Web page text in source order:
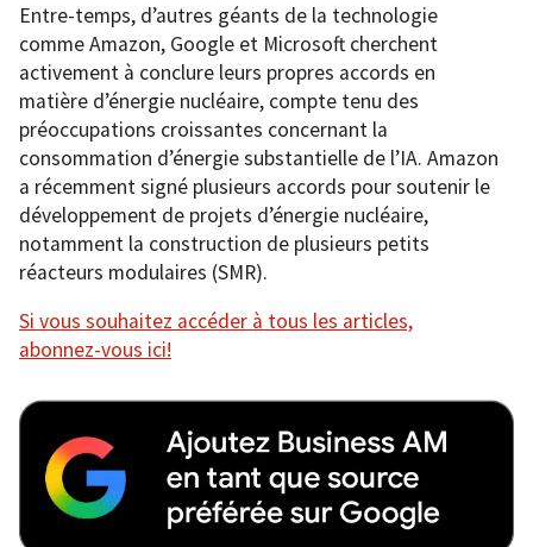
Entre-temps, d’autres géants de la technologie
comme Amazon, Google et Microsoft cherchent
activement à conclure leurs propres accords en
matière d’énergie nucléaire, compte tenu des
préoccupations croissantes concernant la
consommation d’énergie substantielle de l’IA. Amazon
a récemment signé plusieurs accords pour soutenir le
développement de projets d’énergie nucléaire,
notamment la construction de plusieurs petits
réacteurs modulaires (SMR).
Si vous souhaitez accéder à tous les articles,
abonnez-vous ici!